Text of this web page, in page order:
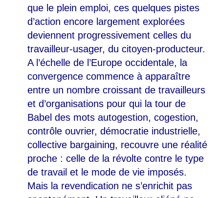
que le plein emploi, ces quelques pistes
d’action encore largement explorées
deviennent progressivement celles du
travailleur-usager, du citoyen-producteur.
A l’échelle de l’Europe occidentale, la
convergence commence à apparaître
entre un nombre croissant de travailleurs
et d’organisations pour qui la tour de
Babel des mots autogestion, cogestion,
contrôle ouvrier, démocratie industrielle,
collective bargaining, recouvre une réalité
proche : celle de la révolte contre le type
de travail et le mode de vie imposés.
Mais la revendication ne s’enrichit pas